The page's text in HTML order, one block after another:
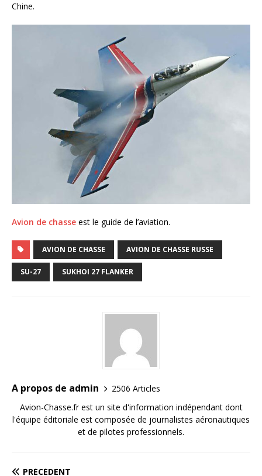
Chine.
Avion de chasse est le guide de l’aviation.
AVION DE CHASSE AVION DE CHASSE RUSSE
SU-27 SUKHOI 27 FLANKER
A propos de admin
2506 Articles
Avion-Chasse.fr est un site d'information indépendant dont
l'équipe éditoriale est composée de journalistes aéronautiques
et de pilotes professionnels.
PRÉCÉDENT